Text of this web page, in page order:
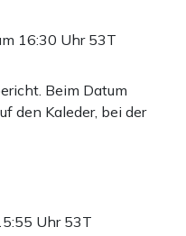
16:30 Uhr 53T
Beim Datum
den Kaleder, bei der
Uhr 53T